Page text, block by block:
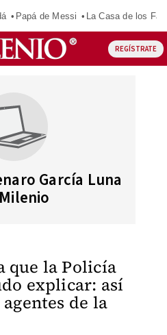
Papá de Messi La Casa de los
REGÍSTRATE
García Luna
que la Policía
explicar: así
de la